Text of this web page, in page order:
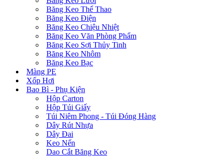
Băng Keo Thể Thao
Băng Keo Điện
Băng Keo Chiệu Nhiệt
Băng Keo Văn Phòng Phẩm
Băng Keo Sợi Thủy Tinh
Băng Keo Nhôm
Băng Keo Bạc
Màng PE
Xốp Hơi
Bao Bì - Phụ Kiện
Hộp Carton
Hộp Túi Giấy
Túi Niêm Phong - Túi Đóng Hàng
Dây Rút Nhựa
Dây Đai
Keo Nến
Dao Cắt Băng Keo